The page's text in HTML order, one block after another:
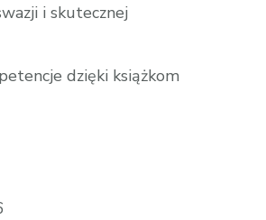
i skutecznej
dzięki książkom